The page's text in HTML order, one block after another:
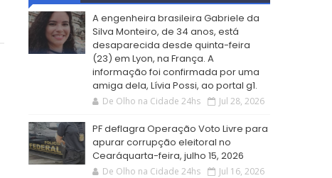
A engenheira brasileira Gabriele da
Silva Monteiro, de 34 anos, está
desaparecida desde quinta-feira
(23) em Lyon, na França. A
informação foi confirmada por uma
amiga dela, Lívia Possi, ao portal g1.
De Olho na Cidade 24hs Jul 28, 2026
PF deflagra Operação Voto Livre para
apurar corrupção eleitoral no
Cearáquarta-feira, julho 15, 2026
De Olho na Cidade 24hs Jul 16, 2026